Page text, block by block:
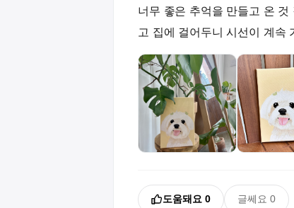
너무 좋은 추억을 만들고 온
고 집에 걸어두니 시선이 계
도움돼요 0 글쎄요 0